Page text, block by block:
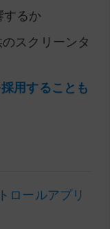
するか
スクリーンタ
用することも
ロールアプリ